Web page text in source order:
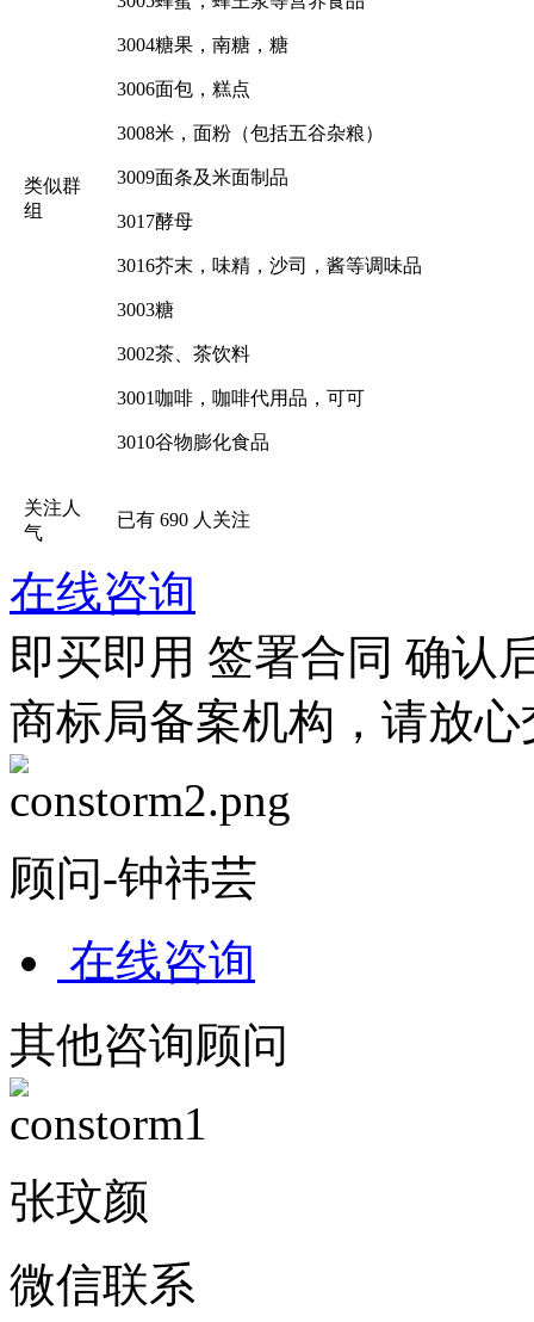
类似群
组
3004糖果，南糖，糖
3006面包，糕点
3008米，面粉（包括五谷杂粮）
3009面条及米面制品
3017酵母
3016芥末，味精，沙司，酱等调味品
3003糖
3002茶、茶饮料
3001咖啡，咖啡代用品，可可
3010谷物膨化食品
关注人
气
已有 690 人关注
在线咨询
即买即用 签署合同 确认
商标局备案机构，请放心
顾问-钟祎芸
在线咨询
其他咨询顾问
张玟颜
微信联系